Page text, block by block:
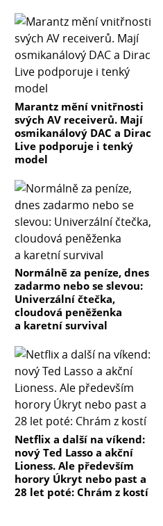
Marantz mění vnitřnosti
svých AV receiverů. Mají
osmikanálový DAC a Dirac
Live podporuje i tenký
model
Normálně za peníze, dnes
zadarmo nebo se slevou:
Univerzální čtečka,
cloudová peněženka
a karetní survival
Netflix a další na víkend:
nový Ted Lasso a akční
Lioness. Ale především
horory Úkryt nebo past a
28 let poté: Chrám z kostí